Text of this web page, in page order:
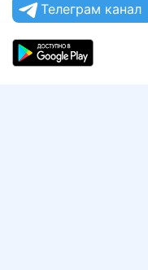
Телеграм канал